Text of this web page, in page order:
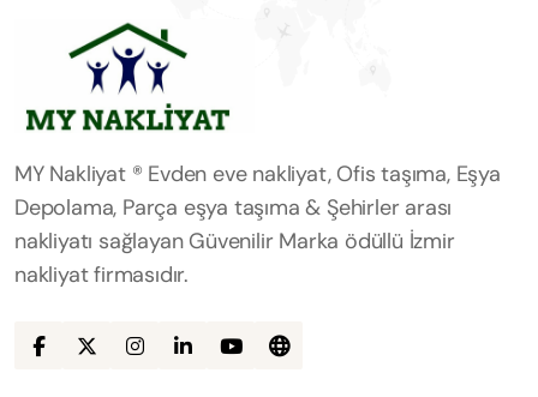
MY Nakliyat ® Evden eve nakliyat, Ofis taşıma, Eşya
Depolama, Parça eşya taşıma & Şehirler arası
nakliyatı sağlayan Güvenilir Marka ödüllü İzmir
nakliyat firmasıdır.